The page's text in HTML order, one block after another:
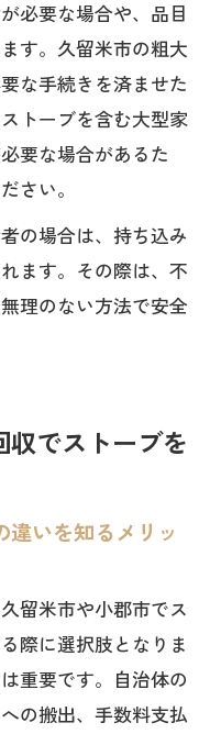
必要な場合や、品目
す。久留米市の粗大
な手続きを済ませた
トーブを含む大型家
要な場合があるた
さい。
の場合は、持ち込み
ます。その際は、不
理のない方法で安全
でストーブを
いを知るメリッ
留米市や小郡市でス
際に選択肢となりま
重要です。自治体の
の搬出、手数料支払